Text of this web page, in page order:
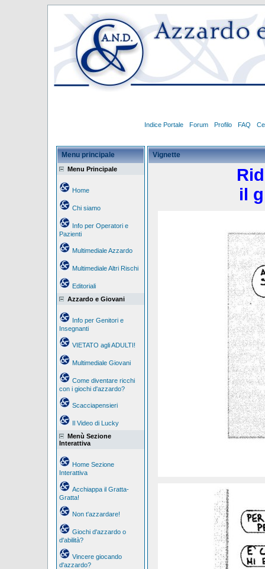
Indice Portale Forum Profilo FAQ
Menu principale
Menu Principale
Home
Chi siamo
Info per Operatori e
Pazienti
Multimediale Azzardo
Multimediale Altri Rischi
Editoriali
Azzardo e Giovani
Info per Genitori e
Insegnanti
VIETATO agli ADULTI!
Multimediale Giovani
Come diventare ricchi
con i giochi d'azzardo?
Scacciapensieri
Il Video di Lucky
Menù Sezione
Interattiva
Home Sezione
Interattiva
Acchiappa il Gratta-
Gratta!
Non t'azzardare!
Giochi d'azzardo o
d'abilità?
Vincere giocando
d'azzardo?
Vignette
il